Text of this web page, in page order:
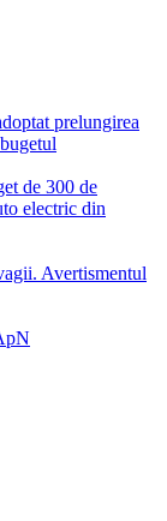
prelungirea
de 300 de
electric din
Avertismentul